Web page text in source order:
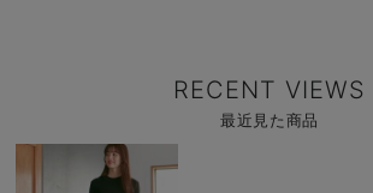
RECENT VIEWS
最近見た商品
商
詳